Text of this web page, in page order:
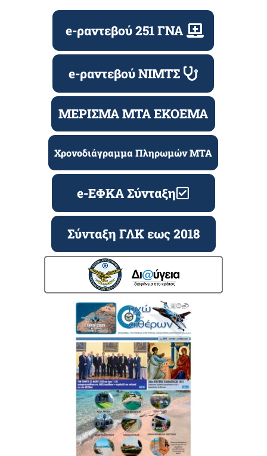
e-ραντεβού 251 ΓΝΑ
e-ραντεβού ΝΙΜΤΣ
ΜΕΡΙΣΜΑ ΜΤΑ ΕΚΟΕΜΑ
Χρονοδιάγραμμα Πληρωμών ΜΤΑ
e-ΕΦΚΑ Σύνταξη
Σύνταξη ΓΛΚ εως 2018